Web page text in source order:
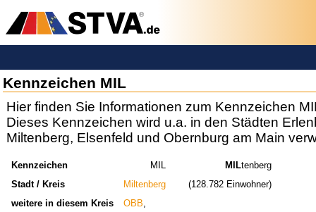
Kennzeichen MIL
Hier finden Sie Informationen zum Kennzeichen
Dieses Kennzeichen wird u.a. in den Städten
Miltenberg, Elsenfeld und Obernburg am Main
Kennzeichen MIL MILtenberg
Stadt / Kreis
Miltenberg
(128.782 Einwohner)
weitere in diesem Kreis
OBB